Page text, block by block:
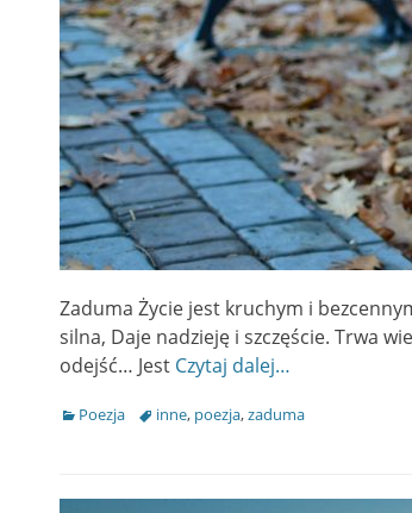
Zaduma Życie jest kruchym i
silna, Daje nadzieję i szczęście. Trwa
odejść… Jest Czytaj dalej…
Categories
Poezja Tagsinne, poezja,zaduma